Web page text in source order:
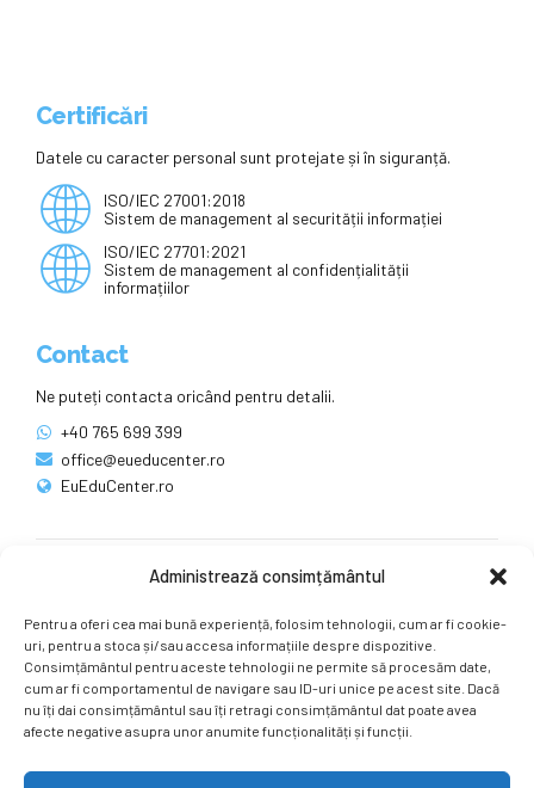
Administrează consimțământul
Pentru a oferi cea mai bună experiență, folosim tehnologii, cum ar fi cookie-
uri, pentru a stoca și/sau accesa informațiile despre dispozitive.
Consimțământul pentru aceste tehnologii ne permite să procesăm date,
cum ar fi comportamentul de navigare sau ID-uri unice pe acest site. Dacă
nu îți dai consimțământul sau îți retragi consimțământul dat poate avea
afecte negative asupra unor anumite funcționalități și funcții.
Certificări
Datele cu caracter personal sunt protejate și în siguranță.
ISO/IEC 27001:2018
Sistem de management al securității informației
ISO/IEC 27701:2021
Sistem de management al confidențialității
informațiilor
Contact
Ne puteți contacta oricând pentru detalii.
+40 765 699 399
office@eueducenter.ro
EuEduCenter.ro
Ne puteți găsi și pe rețelele sociale.